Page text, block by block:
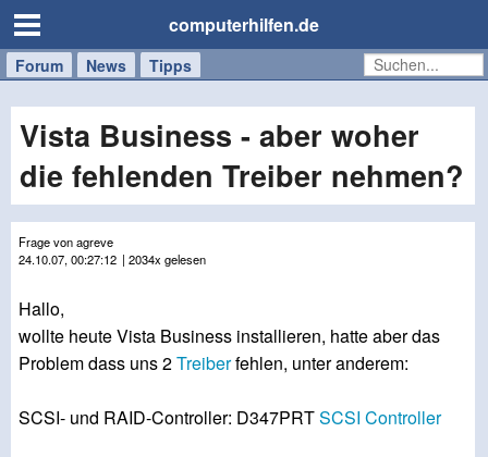
computerhilfen.de
Forum News Tipps
Handy
Tablet
Windows
Mac
Vista Business - aber woher
die fehlenden Treiber nehmen?
Frage von agreve
24.10.07, 00:27:12 | 2034x gelesen
Hallo,
wollte heute Vista Business installieren, hatte aber das
Problem dass uns 2Treiberfehlen, unter anderem:
SCSI- und RAID-Controller: D347PRTSCSI Controller